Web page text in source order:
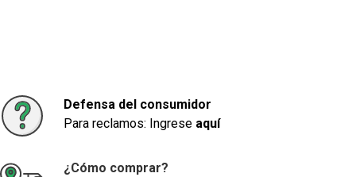
Defensa del consumidor
Para reclamos: Ingrese aquí
¿Cómo comprar?